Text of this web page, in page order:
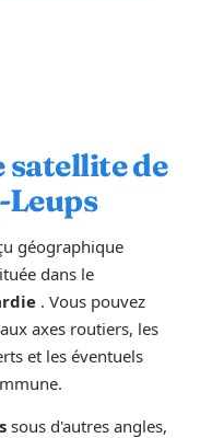
satellite de
Leups
géographique
dans le
. Vous pouvez
axes routiers, les
et les éventuels
sous d'autres angles,